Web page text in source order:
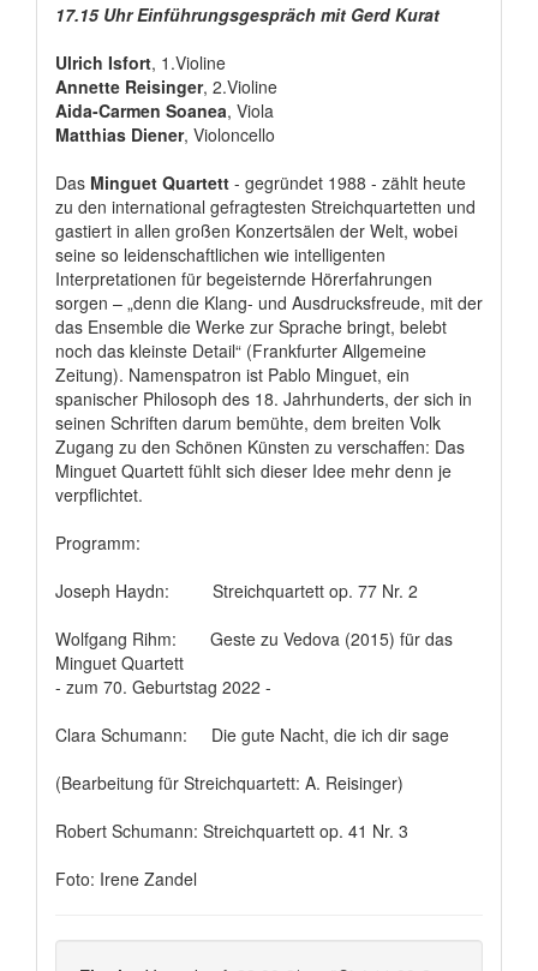
17.15 Uhr Einführungsgespräch mit Gerd Kurat
Ulrich Isfort, 1.Violine
Annette Reisinger, 2.Violine
Aida-Carmen Soanea, Viola
Matthias Diener, Violoncello
Das Minguet Quartett - gegründet 1988 - zählt heute
zu den international gefragtesten Streichquartetten und
gastiert in allen großen Konzertsälen der Welt, wobei
seine so leidenschaftlichen wie intelligenten
Interpretationen für begeisternde Hörerfahrungen
sorgen – „denn die Klang- und Ausdrucksfreude, mit der
das Ensemble die Werke zur Sprache bringt, belebt
noch das kleinste Detail“ (Frankfurter Allgemeine
Zeitung). Namenspatron ist Pablo Minguet, ein
spanischer Philosoph des 18. Jahrhunderts, der sich in
seinen Schriften darum bemühte, dem breiten Volk
Zugang zu den Schönen Künsten zu verschaffen: Das
Minguet Quartett fühlt sich dieser Idee mehr denn je
verpflichtet.
Programm:
Joseph Haydn: Streichquartett op. 77 Nr. 2
Wolfgang Rihm: Geste zu Vedova (2015) für das
Minguet Quartett
- zum 70. Geburtstag 2022 -
Clara Schumann: Die gute Nacht, die ich dir sage
(Bearbeitung für Streichquartett: A. Reisinger)
Robert Schumann: Streichquartett op. 41 Nr. 3
Foto: Irene Zandel